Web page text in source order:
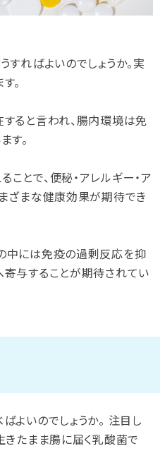
すればよいのでしょうか。実
。
ると言われ、腸内環境は免
す。
とで、便秘・アレルギー・ア
ざまな健康効果が期待でき
中には免疫の過剰反応を抑
与することが期待されてい
よいのでしょうか。 注目し
きたまま腸に届く乳酸菌で